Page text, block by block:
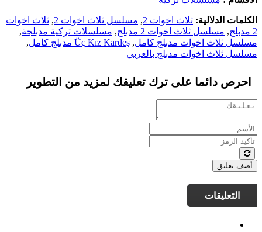
الكلمات الدلالية: ثلاث اخوات 2 , مسلسل ثلاث اخوات 2 , ثلاث اخوات
2 مدبلج
, مسلسل ثلاث اخوات 2 مدبلج , مسلسلات تركية مدبلجة,
مسلسل ثلاث اخوات مدبلج كامل, Üç Kız Kardeş مدبلج كامل
,
مسلسل ثلاث اخوات مدبلج بالعربي
احرص دائما على ترك تعليقك لمزيد من التطوير
أضف تعليق
التعليقات